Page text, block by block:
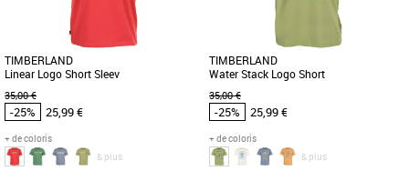
TIMBERLAND
Linear Logo Short Sleev
35,00 €
-25% 25,99 €
+ de coloris
& plus
TIMBERLAND
Water Stack Logo Short
35,00 €
-25% 25,99 €
+ de coloris
& plus